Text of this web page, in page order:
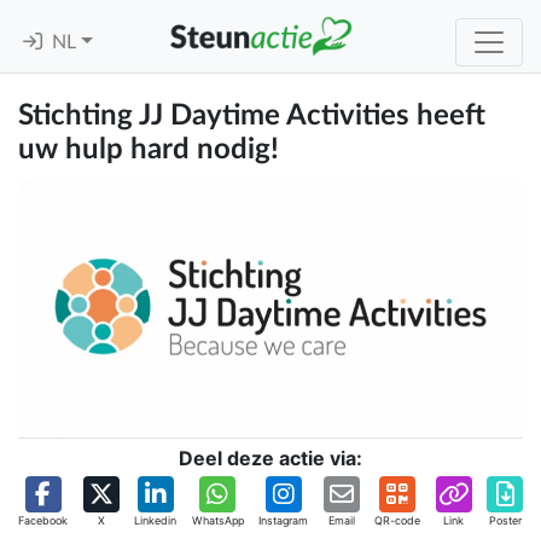
NL
Stichting JJ Daytime Activities heeft
uw hulp hard nodig!
Deel deze actie via:
Facebook X Linkedin WhatsApp Instagram Email QR-code Link Poster